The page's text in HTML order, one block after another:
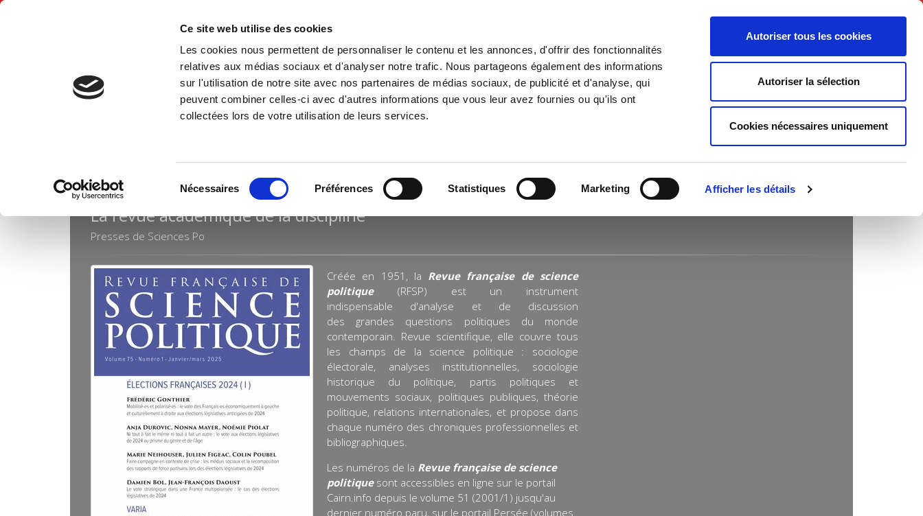
Ce site web utilise des cookies
Les cookies nous permettent de personnaliser le contenu et les annonces, d'offrir des fonctionnalités
relatives aux médias sociaux et d'analyser notre trafic. Nous partageons également des informations
sur l'utilisation de notre site avec nos partenaires de médias sociaux, de publicité et d'analyse, qui
peuvent combiner celles-ci avec d'autres informations que vous leur avez fournies ou qu'ils ont
collectées lors de votre utilisation de leurs services.
Nécessaires Préférences Statistiques Marketing Afficher les détails
Autoriser tous les cookies
Autoriser la sélection
Cookies nécessaires uniquement
Français
Accueil Environnement Histoire International Politique Société
Accueil Revue française de science politique
REVUE FRANÇAISE DE SCIENCE POLITIQUE
La revue académique de la discipline
Presses de Sciences Po
Créée en 1951, la Revue française de science
politique(RFSP) est un instrument
indispensable d'analyse et de discussion
des grandes questions politiques du monde
contemporain. Revue scientifique, elle couvre tous
les champs de la science politique : sociologie
électorale, analyses institutionnelles, sociologie
historique du politique, partis politiques et
mouvements sociaux, politiques publiques, théorie
politique, relations internationales, et propose dans
chaque numéro des chroniques professionnelles et
bibliographiques.
Les numéros de la Revue française de science
politiquesont accessibles en ligne sur le portail
Cairn.info depuis le volume 51 (2001/1) jusqu'au
dernier numéro paru, sur le portail Persée (volumes